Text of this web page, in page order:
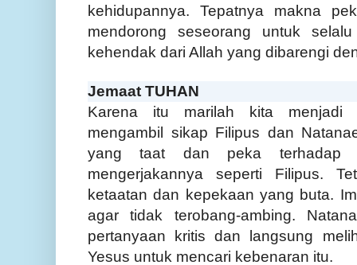
kehidupannya. Tepatnya makna
mendorong seseorang untuk
kehendak dari Allah yang dibarengi
Jemaat TUHAN
Karena itu marilah kita menjadi
mengambil sikap Filipus dan
yang taat dan peka terhadap
mengerjakannya seperti Filipus.
ketaatan dan kepekaan yang buta.
agar tidak terobang-ambing.
pertanyaan kritis dan langsung
Yesus untuk mencari kebenaran itu.